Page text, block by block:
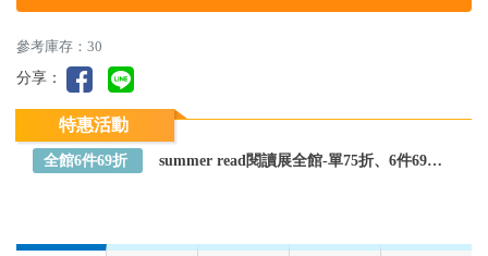
參考庫存：30
分享：
特惠活動
全館6件69折 summer read閱讀展全館-單75折、6件69折～全館任選